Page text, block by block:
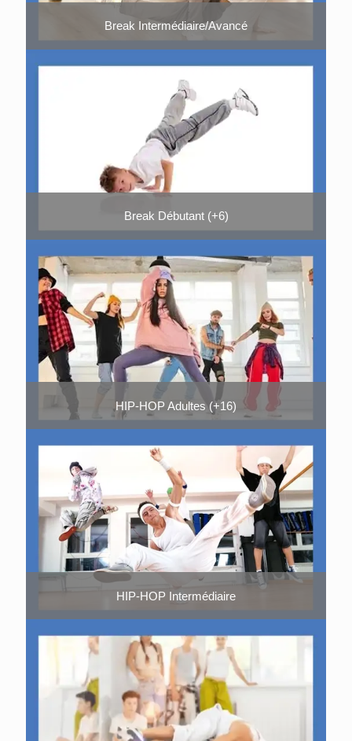
Break Intermédiaire/Avancé
Break Débutant (+6)
HIP-HOP Adultes (+16)
HIP-HOP Intermédiaire